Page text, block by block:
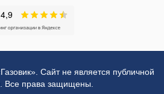
Сайт не является публичной
Все права защищены.